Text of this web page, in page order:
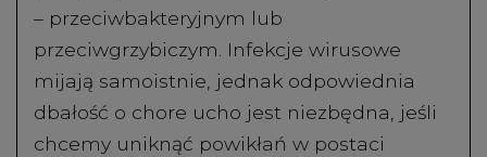
– przeciwbakteryjnym lub
przeciwgrzybiczym. Infekcje wirusowe
mijają samoistnie, jednak odpowiednia
dbałość o chore ucho jest niezbędna, jeśli
chcemy uniknąć powikłań w postaci